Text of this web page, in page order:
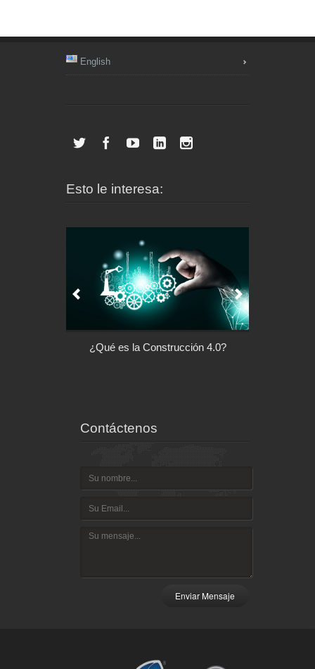
English
Esto le interesa:
¿Qué es la Construcción 4.0?
Contáctenos
Enviar Mensaje